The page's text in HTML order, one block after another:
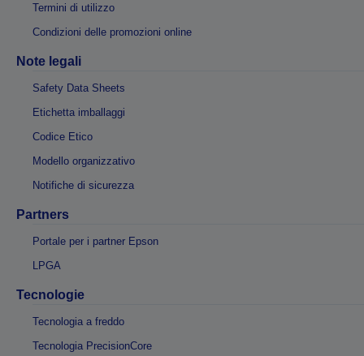
Termini di utilizzo
Condizioni delle promozioni online
Note legali
Safety Data Sheets
Etichetta imballaggi
Codice Etico
Modello organizzativo
Notifiche di sicurezza
Partners
Portale per i partner Epson
LPGA
Tecnologie
Tecnologia a freddo
Tecnologia PrecisionCore